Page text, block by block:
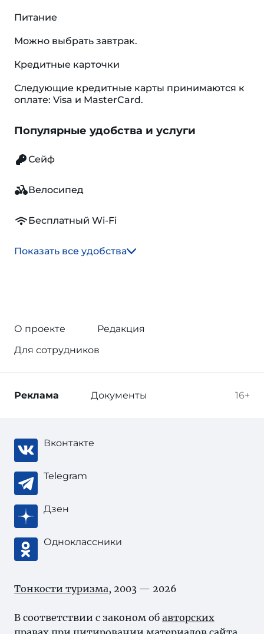
Питание
Можно выбрать завтрак.
Кредитные карточки
Следующие кредитные карты принимаются к
оплате: Visa и MasterCard.
Популярные удобства и услуги
Сейф
Велосипед
Бесплатный Wi-Fi
Показать все удобства
О проекте
Редакция
Для сотрудников
16+
Реклама Документы
Вконтакте
Telegram
Дзен
Одноклассники
Тонкости туризма, 2003 — 2026
В соответствии с законом об авторских